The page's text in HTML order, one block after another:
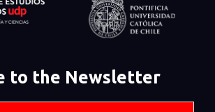
to the Newsletter